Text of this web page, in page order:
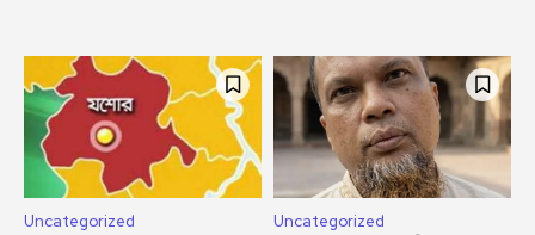
Uncategorized Uncategorized